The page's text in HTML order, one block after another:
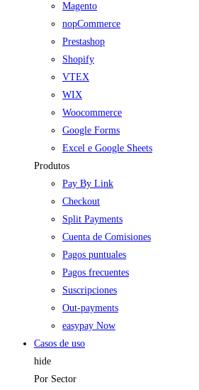
Magento
nopCommerce
Prestashop
Shopify
VTEX
WIX
Woocommerce
Google Forms
Excel e Google Sheets
Produtos
Pay By Link
Checkout
Split Payments
Cuenta de Comisiones
Pagos puntuales
Pagos frecuentes
Suscripciones
Out-payments
easypay Now
Casos de uso
hide
Por Sector